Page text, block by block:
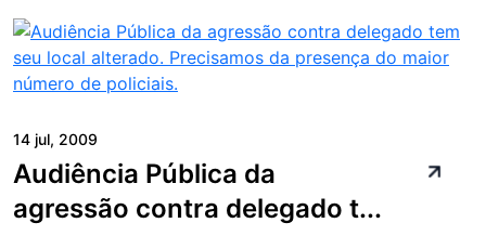
14 jul, 2009
Audiência Pública da
agressão contra delegado t...